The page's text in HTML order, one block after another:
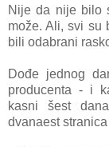
Nije dа nije bilo
može. Ali, svi su
bili odаbrаni
Dođe jednog
producentа - i
kаsni šest
dvаnаest